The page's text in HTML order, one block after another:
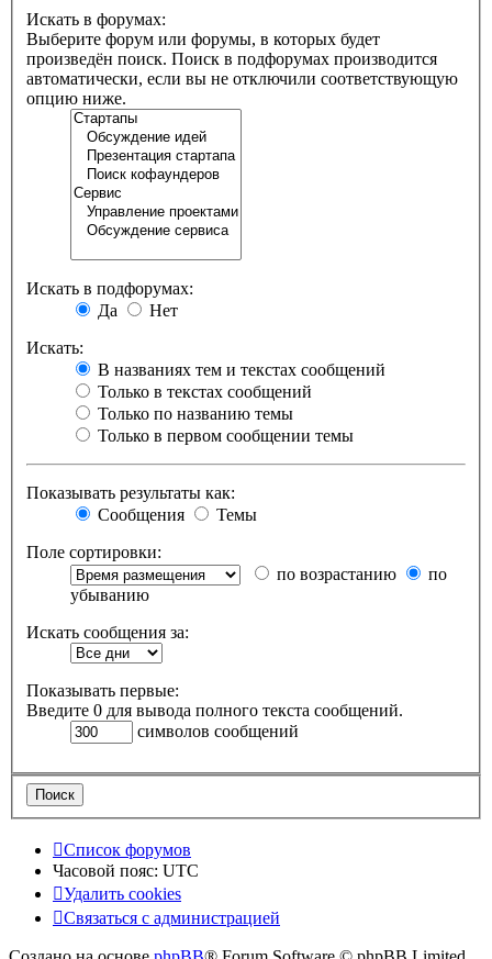
Искать в форумах:
Выберите форум или форумы, в которых будет
произведён поиск. Поиск в подфорумах производится
автоматически, если вы не отключили соответствующую
опцию ниже.
Искать в подфорумах:
Да
Нет
Искать:
В названиях тем и текстах сообщений
Только в текстах сообщений
Только по названию темы
Только в первом сообщении темы
Показывать результаты как:
Сообщения
Темы
Поле сортировки:
по возрастанию
по
убыванию
Искать сообщения за:
Показывать первые:
Введите 0 для вывода полного текста сообщений.
символов сообщений
Список форумов
Часовой пояс: UTC
Удалить cookies
Связаться с администрацией